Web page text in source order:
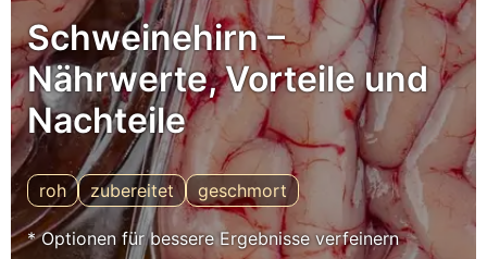
Schweinehirn –
Nährwerte, Vorteile und
Nachteile
roh zubereitet geschmort
* Optionen für bessere Ergebnisse verfeinern